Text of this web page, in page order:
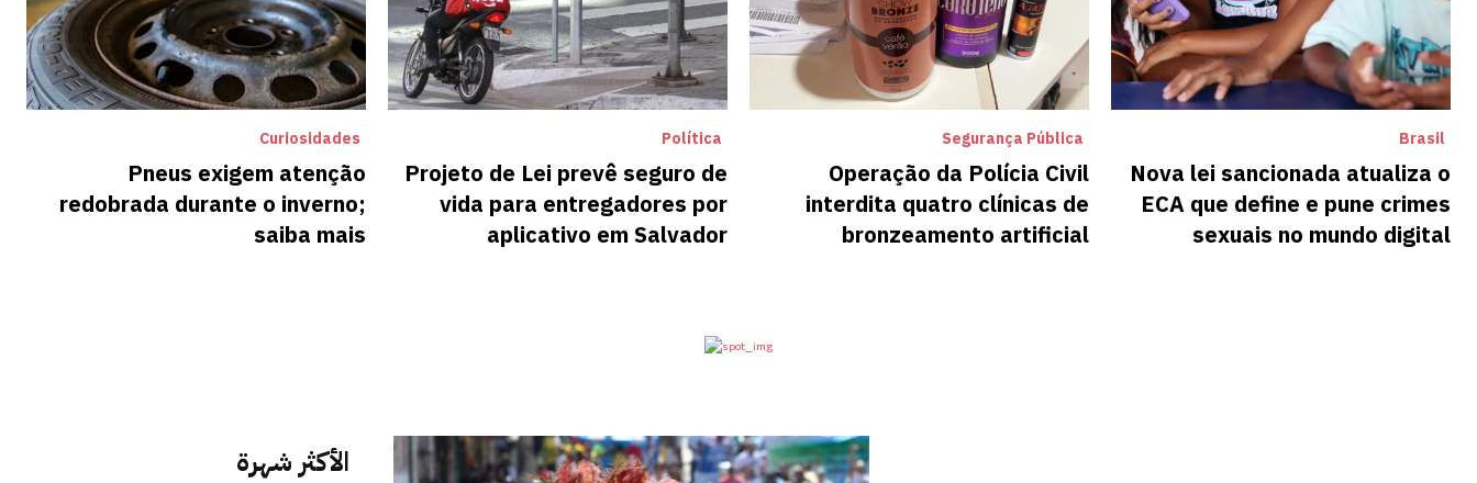
Curiosidades
Pneus exigem atenção
redobrada durante o inverno;
saiba mais
Política
Projeto de Lei prevê seguro de
vida para entregadores por
aplicativo em Salvador
Segurança Pública
Operação da Polícia Civil
interdita quatro clínicas de
bronzeamento artificial
Brasil
Nova lei sancionada atualiza o
ECA que define e pune crimes
sexuais no mundo digital
الأكثر شهرة